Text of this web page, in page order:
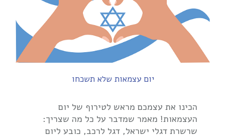
יום עצמאות שלא תשכחו
הכינו את עצמכם מראש לטירוף של יום
העצמאות! מאמר שמדבר על כל מה שצריך:
שרשרת דגלי ישראל, דגל לרכב, כובע ליום